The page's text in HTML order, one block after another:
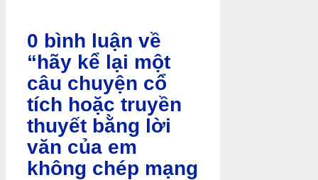
0 bình luận về
“hãy kể lại một
câu chuyện cổ
tích hoặc truyền
thuyết bằng lời
văn của em
không chép mạng